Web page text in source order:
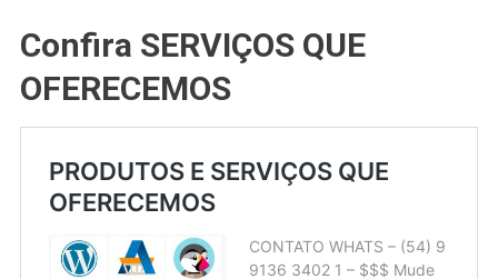
Confira SERVIÇOS QUE
OFERECEMOS